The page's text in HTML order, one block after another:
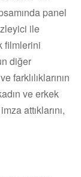
panel
ile
filmlerini
diğer
farklılıklarının
ve erkek
attıklarını,